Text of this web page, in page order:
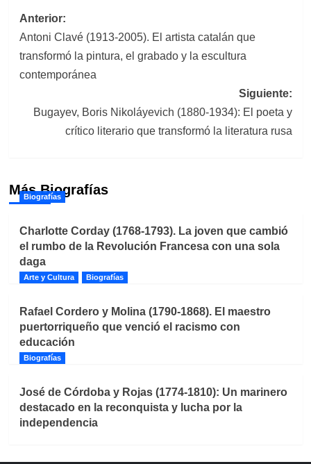
Navegación
de
entradas
Anterior:
Antoni Clavé (1913-2005). El artista catalán que
transformó la pintura, el grabado y la escultura
contemporánea
Siguiente:
Bugayev, Boris Nikoláyevich (1880-1934): El poeta y
crítico literario que transformó la literatura rusa
Más Biografías
Biografías
Charlotte Corday (1768-1793). La joven que cambió
el rumbo de la Revolución Francesa con una sola
daga
Arte y Cultura Biografías
Rafael Cordero y Molina (1790-1868). El maestro
puertorriqueño que venció el racismo con
educación
Biografías
José de Córdoba y Rojas (1774-1810): Un marinero
destacado en la reconquista y lucha por la
independencia